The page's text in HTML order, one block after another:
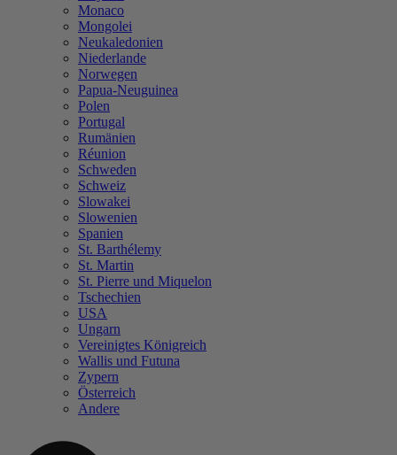
Monaco
Mongolei
Neukaledonien
Niederlande
Norwegen
Papua-Neuguinea
Polen
Portugal
Rumänien
Réunion
Schweden
Schweiz
Slowakei
Slowenien
Spanien
St. Barthélemy
St. Martin
St. Pierre und Miquelon
Tschechien
USA
Ungarn
Vereinigtes Königreich
Wallis und Futuna
Zypern
Österreich
Andere